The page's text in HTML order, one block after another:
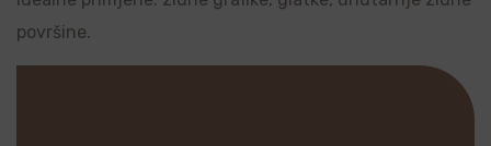
površine.